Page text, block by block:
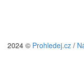
2024 © Prohledej.cz /